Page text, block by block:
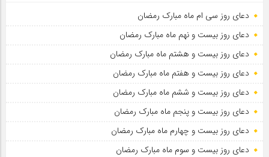
دعای روز سی ام ماه مبارک رمضان
دعای روز بیست و نهم ماه مبارک رمضان
دعای روز بیست و هشتم ماه مبارک رمضان
دعای روز بیست و هفتم ماه مبارک رمضان
دعای روز بیست و ششم ماه مبارک رمضان
دعای روز بیست و پنجم ماه مبارک رمضان
دعای روز بیست و چهارم ماه مبارک رمضان
دعای روز بیست و سوم ماه مبارک رمضان